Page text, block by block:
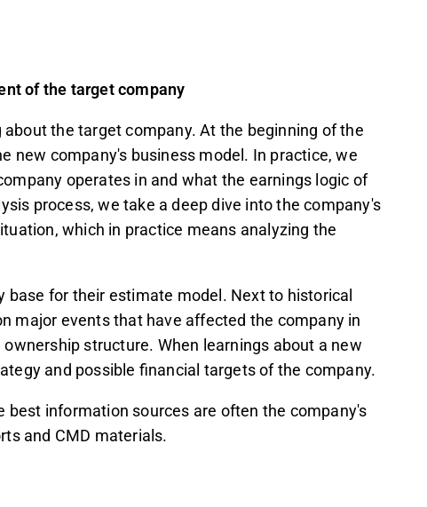
of the target company
the target company. At the beginning of the
new company's business model. In practice, we
operates in and what the earnings logic of
process, we take a deep dive into the company's
which in practice means analyzing the
for their estimate model. Next to historical
major events that have affected the company in
structure. When learnings about a new
and possible financial targets of the company.
best information sources are often the company's
and CMD materials.